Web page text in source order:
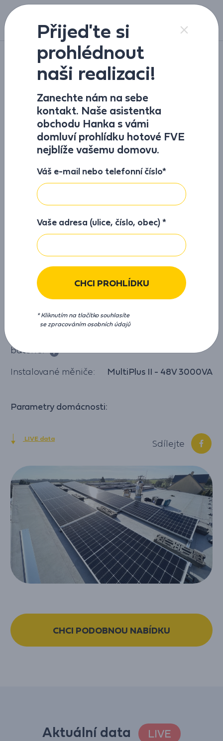
Přeskočit na obsah
Realizace
Realizace fotovoltaiky: RD
Dolní Újezd
Instalace fotovoltaiky na domek pro výrobu elektrické
Parametry elektrárny:
Výroba za poslední rok: 8 730 kWh
Instalovaný výkon: 7,28 kWp
Sklon panelů:
Orientace:
Typ střechy:
baterie:
Instalované měniče: MultiPlus II - 48V 3000VA
Parametry domácnosti:
LIVE data Sdílejte
CHCI PODOBNOU NABÍDKU
Aktuální data LIVE
Přijeďte si
prohlédnout
naši realizaci!
Zanechte nám na sebe
kontakt. Naše asistentka
obchodu Hanka s vámi
domluví prohlídku hotové FVE
nejblíže vašemu domovu.
Váš e-mail nebo telefonní číslo*
Vaše adresa (ulice, číslo, obec) *
CHCI PROHLÍDKU
* Kliknutím na tlačítko souhlasíte
se zpracováním osobních údajů